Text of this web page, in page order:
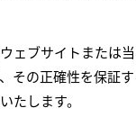
ェブサイトまたは
その正確性を保証
たします。